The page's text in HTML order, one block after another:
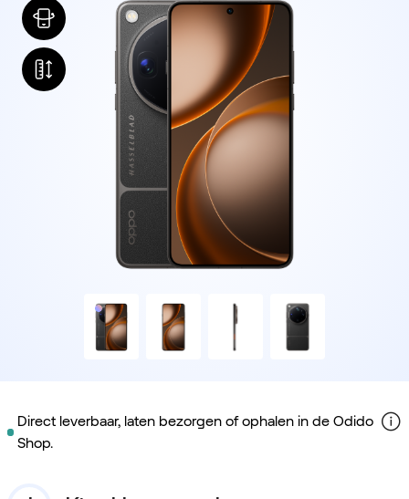
Direct leverbaar, laten bezorgen of ophalen in de Odido
Shop.